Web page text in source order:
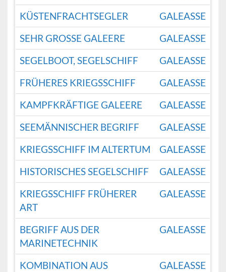
KÜSTENFRACHTSEGLER
GALEASSE
SEHR GROSSE GALEERE
GALEASSE
SEGELBOOT, SEGELSCHIFF
GALEASSE
FRÜHERES KRIEGSSCHIFF
GALEASSE
KAMPFKRÄFTIGE GALEERE
GALEASSE
SEEMÄNNISCHER BEGRIFF
GALEASSE
KRIEGSSCHIFF IM ALTERTUM
GALEASSE
HISTORISCHES SEGELSCHIFF
GALEASSE
KRIEGSSCHIFF FRÜHERER
ART
GALEASSE
BEGRIFF AUS DER
MARINETECHNIK
GALEASSE
KOMBINATION AUS
GALEASSE